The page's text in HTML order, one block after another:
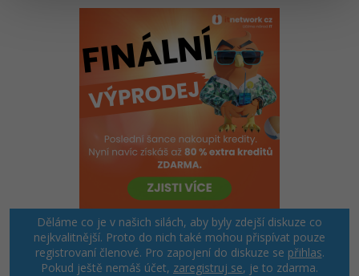
Děláme co je v našich silách, aby byly zdejší diskuze co
nejkvalitnější. Proto do nich také mohou přispívat pouze
registrovaní členové. Pro zapojení do diskuze se přihlas.
Pokud ještě nemáš účet, zaregistruj se, je to zdarma.